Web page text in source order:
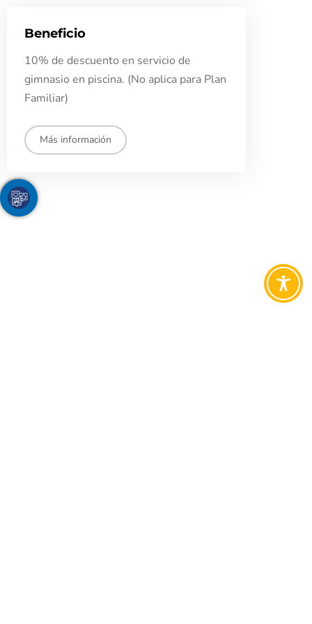
Beneficio
10% de descuento en servicio de
gimnasio en piscina. (No aplica para Plan
Familiar)
Más información
Youtube
Facebook
Twitter
TikTok
Instagram